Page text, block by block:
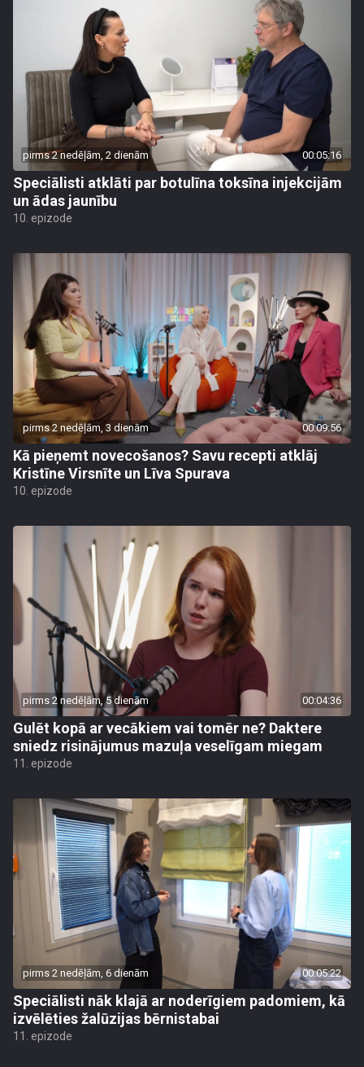
pirms 2 nedēļām, 2 dienām 00:05:16
Speciālisti atklāti par botulīna toksīna injekcijām
un ādas jaunību
10. epizode
pirms 2 nedēļām, 3 dienām 00:09:56
Kā pieņemt novecošanos? Savu recepti atklāj
Kristīne Virsnīte un Līva Spurava
10. epizode
pirms 2 nedēļām, 5 dienām 00:04:36
Gulēt kopā ar vecākiem vai tomēr ne? Daktere
sniedz risinājumus mazuļa veselīgam miegam
11. epizode
pirms 2 nedēļām, 6 dienām 00:05:22
Speciālisti nāk klajā ar noderīgiem padomiem, kā
izvēlēties žalūzijas bērnistabai
11. epizode